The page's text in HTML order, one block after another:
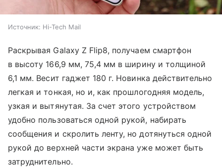
Источник: Hi-Tech Mail
Раскрывая Galaxy Z Flip8, получаем смартфон
в высоту 166,9 мм, 75,4 мм в ширину и толщиной
6,1 мм. Весит гаджет 180 г. Новинка действительно
легкая и тонкая, но и, как прошлогодняя модель,
узкая и вытянутая. За счет этого устройством
удобно пользоваться одной рукой, набирать
сообщения и скролить ленту, но дотянуться одной
рукой до верхней части экрана уже может быть
затруднительно.